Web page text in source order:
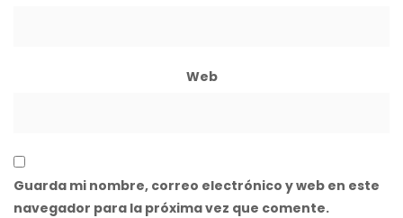
Web
Guarda mi nombre, correo electrónico y web en este
navegador para la próxima vez que comente.